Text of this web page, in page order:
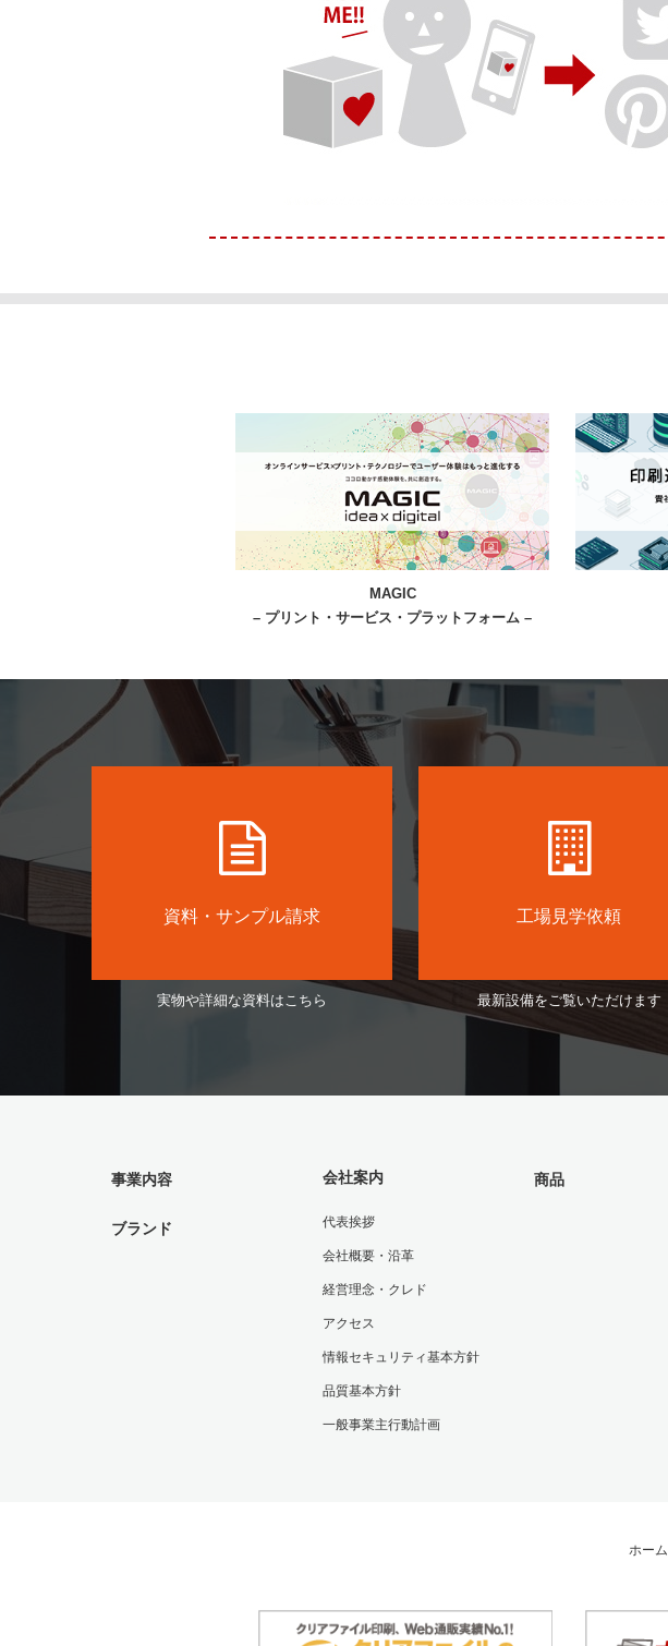
MAGIC
– プリント・サービス・プラットフォーム –
資料・サンプル請求
実物や詳細な資料はこちら
工場見学依頼
最新設備をご覧いただけます
事業内容
ブランド
会社案内
代表挨拶
会社概要・沿革
経営理念・クレド
アクセス
情報セキュリティ基本方針
品質基本方針
一般事業主行動計画
商品
ホーム